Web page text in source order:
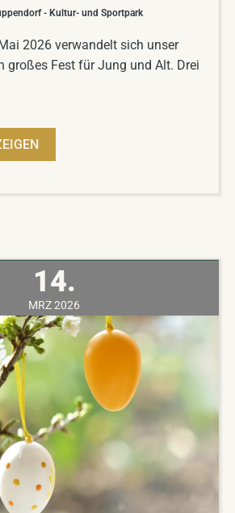
- Kultur- und Sportpark
2026 verwandelt sich unser
großes Fest für Jung und Alt. Drei
14.
MRZ2026